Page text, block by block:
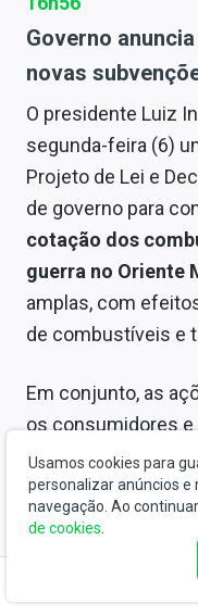
Governo
novas
O presidente Luiz
segunda-feira (6)
Projeto de Lei e
de governo para
cotação dos
guerra no Oriente
amplas, com
de combustíveis e
Em conjunto, as
os consumidores
brasileiros,
choque de preços
governo. O
Ministro do
Usamos cookies para
personalizar anúncios e
navegação. Ao
de cookies